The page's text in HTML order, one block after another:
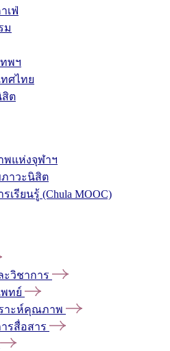
เฟ่
ม
พฯ
ศไทย
สิต
พแห่งจุฬาฯ
าวะนิสิต
รียนรู้ (Chula MOOC)
วิชาการ
ทย์
าะห์คุณภาพ
รสื่อสาร